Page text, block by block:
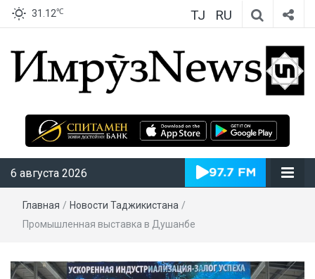
31.12℃ TJ RU
ИмрӯзNews
6 августа 2026
Главная / Новости Таджикистана /
Промышленная выставка в Душанбе